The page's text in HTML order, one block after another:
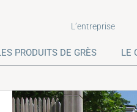
L’entreprise
PRODUITS DE GRÈS LE